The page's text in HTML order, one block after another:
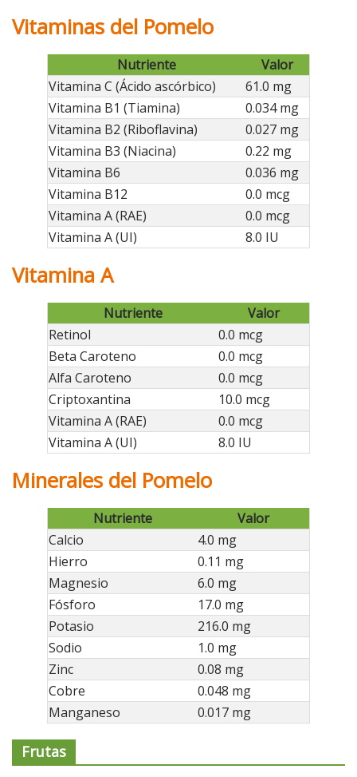
Vitaminas del Pomelo
Nutriente
Valor
Vitamina C (Ácido ascórbico)
61.0 mg
Vitamina B1 (Tiamina)
0.034 mg
Vitamina B2 (Riboflavina)
0.027 mg
Vitamina B3 (Niacina)
0.22 mg
Vitamina B6
0.036 mg
Vitamina B12
0.0 mcg
Vitamina A (RAE)
0.0 mcg
Vitamina A (UI)
8.0 IU
Vitamina A
Nutriente
Valor
Retinol
0.0 mcg
Beta Caroteno
0.0 mcg
Alfa Caroteno
0.0 mcg
Criptoxantina
10.0 mcg
Vitamina A (RAE)
0.0 mcg
Vitamina A (UI)
8.0 IU
Minerales del Pomelo
Nutriente
Valor
Calcio
4.0 mg
Hierro
0.11 mg
Magnesio
6.0 mg
Fósforo
17.0 mg
Potasio
216.0 mg
Sodio
1.0 mg
Zinc
0.08 mg
Cobre
0.048 mg
Manganeso
0.017 mg
Frutas